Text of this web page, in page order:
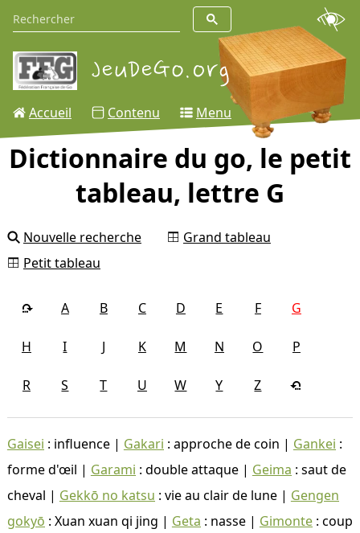
Accueil Contenu Menu
Dictionnaire du go, le petit
tableau, lettre G
Nouvelle recherche
Grand tableau
Petit tableau
A B C D E F G
H I J K M N O P
R S T U W Y Z
Gaisei : influence | Gakari : approche de coin | Gankei :
forme d'œil | Garami : double attaque | Geima : saut de
cheval | Gekkō no katsu : vie au clair de lune | Gengen
gokyō : Xuan xuan qi jing | Geta : nasse | Gimonte: coup